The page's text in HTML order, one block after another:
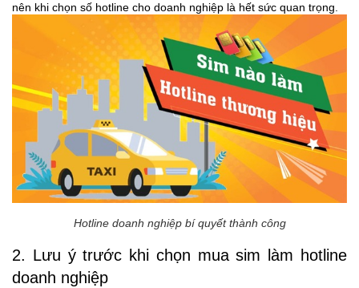
nên khi chọn số hotline cho doanh nghiệp là hết sức quan trọng.
Hotline doanh nghiệp bí quyết thành công
2. Lưu ý trước khi chọn mua sim làm hotline
doanh nghiệp